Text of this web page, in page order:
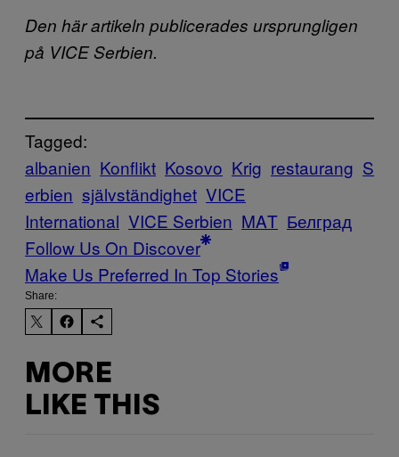
Den här artikeln publicerades ursprungligen
på VICE Serbien.
Tagged:
albanien Konflikt Kosovo Krig restaurang S
erbien självständighet VICE
International VICE Serbien ΜΑΤ Белград
Follow Us On Discover
Make Us Preferred In Top Stories
Share:
MORE
LIKE THIS